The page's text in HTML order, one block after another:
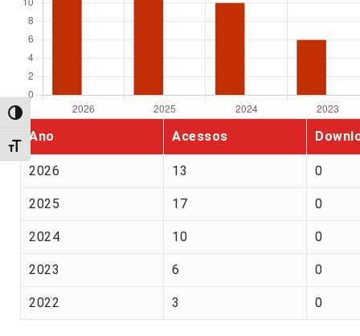
Alternar alto contraste
Alternar tamanho da fonte
Ano Acessos
2026 13 0
2025 17 0
2024 10 0
2023 6 0
2022 3 0